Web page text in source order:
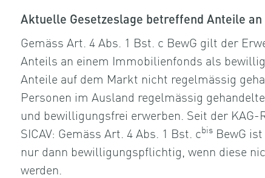
Aktuelle Gesetzeslage betreffend Anteile
Gemäss Art. 4 Abs. 1 Bst. c BewG gilt der
Anteils an einem Immobilienfonds als
Anteile auf dem Markt nicht regelmässig
Personen im Ausland regelmässig
und bewilligungsfrei erwerben. Seit der
SICAV: Gemäss Art. 4 Abs. 1 Bst. cbisBewG ist
nur dann bewilligungspflichtig, wenn diese
werden.